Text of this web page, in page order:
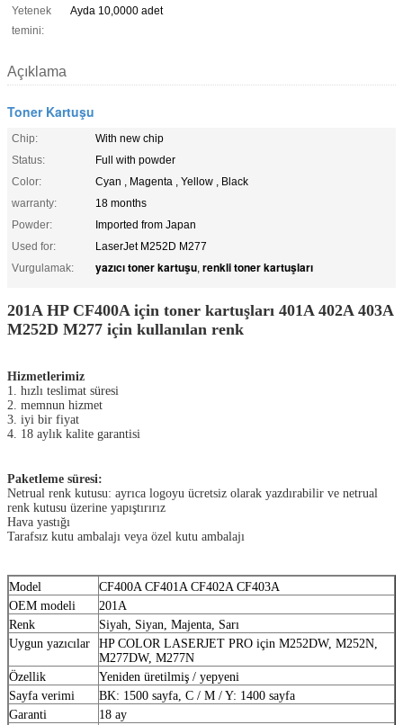
Yetenek
temini:
Ayda 10,0000 adet
Açıklama
Toner Kartuşu
Chip:
With new chip
Status:
Full with powder
Color:
Cyan , Magenta , Yellow , Black
warranty:
18 months
Powder:
Imported from Japan
Used for:
LaserJet M252D M277
Vurgulamak:
yazıcı toner kartuşu, renkli toner kartuşları
201A HP CF400A için toner kartuşları 401A 402A 403A
M252D M277 için kullanılan renk
Hizmetlerimiz
1. hızlı teslimat süresi
2. memnun hizmet
3. iyi bir fiyat
4. 18 aylık kalite garantisi
Paketleme süresi:
Netrual renk kutusu: ayrıca logoyu ücretsiz olarak yazdırabilir ve netrual
renk kutusu üzerine yapıştırırız
Hava yastığı
Tarafsız kutu ambalajı veya özel kutu ambalajı
Model
CF400A CF401A CF402A CF403A
OEM modeli
201A
Renk
Siyah, Siyan, Majenta, Sarı
Uygun yazıcılar
HP COLOR LASERJET PRO için M252DW, M252N,
M277DW, M277N
Özellik
Yeniden üretilmiş / yepyeni
Sayfa verimi
BK: 1500 sayfa, C / M / Y: 1400 sayfa
Garanti
18 ay